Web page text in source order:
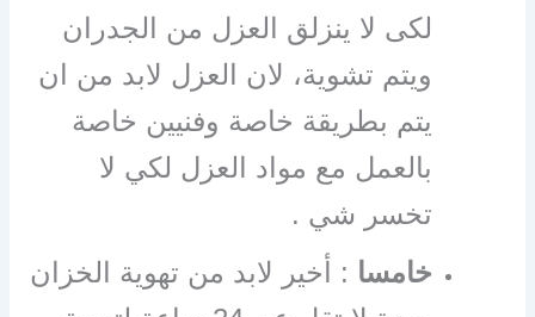
لكى لا ينزلق العزل من الجدران
ويتم تشوية، لان العزل لابد من ان
يتم بطريقة خاصة وفنيين خاصة
بالعمل مع مواد العزل لكي لا
تخسر شي .
خامسا : أخير لابد من تهوية الخزان